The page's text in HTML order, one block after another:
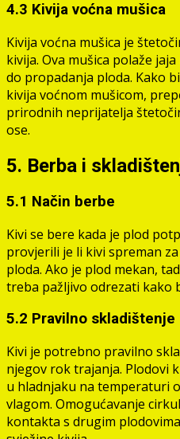
4.3 Kivija voćna mušica
Kivija voćna mušica je
kivija. Ova mušica polaže
do propadanja ploda. Kako
kivija voćnom mušicom,
prirodnih neprijatelja
ose.
5. Berba i
5.1 Način berbe
Kivi se bere kada je plod
provjerili je li kivi spreman
ploda. Ako je plod mekan,
treba pažljivo odrezati kako
5.2 Pravilno skladištenje
Kivi je potrebno pravilno
njegov rok trajanja. Plodovi
u hladnjaku na temperaturi
vlagom. Omogućavanje
kontakta s drugim